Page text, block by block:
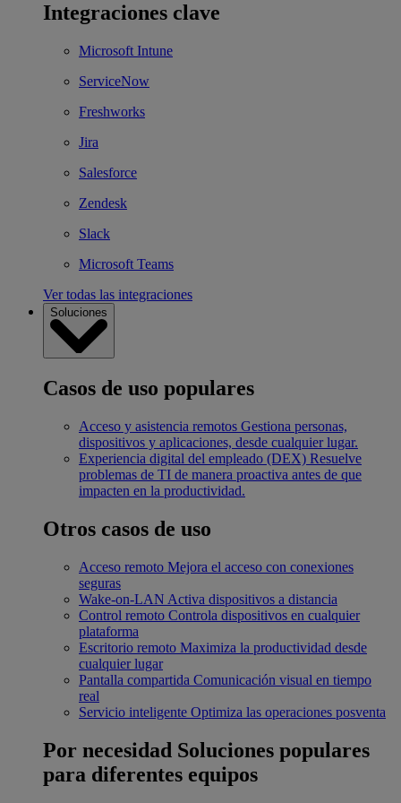
Integraciones clave
Microsoft Intune
ServiceNow
Freshworks
Jira
Salesforce
Zendesk
Slack
Microsoft Teams
Ver todas las integraciones
Soluciones
Casos de uso populares
Acceso y asistencia remotos Gestiona personas,
dispositivos y aplicaciones, desde cualquier lugar.
Experiencia digital del empleado (DEX) Resuelve
problemas de TI de manera proactiva antes de que
impacten en la productividad.
Otros casos de uso
Acceso remoto Mejora el acceso con conexiones
seguras
Wake-on-LAN Activa dispositivos a distancia
Control remoto Controla dispositivos en cualquier
plataforma
Escritorio remoto Maximiza la productividad desde
cualquier lugar
Pantalla compartida Comunicación visual en tiempo
real
Servicio inteligente Optimiza las operaciones posventa
Por necesidad Soluciones populares
para diferentes equipos